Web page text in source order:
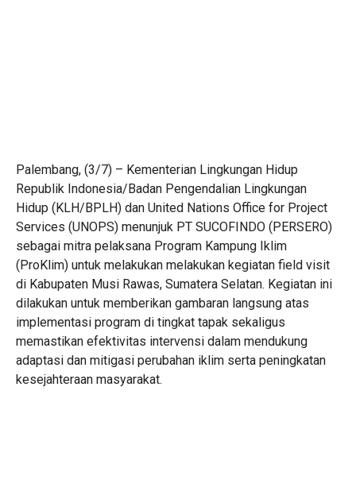
Palembang, (3/7) – Kementerian Lingkungan Hidup
Republik Indonesia/Badan Pengendalian Lingkungan
Hidup (KLH/BPLH) dan United Nations Office for Project
Services (UNOPS) menunjuk PT SUCOFINDO (PERSERO)
sebagai mitra pelaksana Program Kampung Iklim
(ProKlim) untuk melakukan melakukan kegiatan field visit
di Kabupaten Musi Rawas, Sumatera Selatan. Kegiatan ini
dilakukan untuk memberikan gambaran langsung atas
implementasi program di tingkat tapak sekaligus
memastikan efektivitas intervensi dalam mendukung
adaptasi dan mitigasi perubahan iklim serta peningkatan
kesejahteraan masyarakat.